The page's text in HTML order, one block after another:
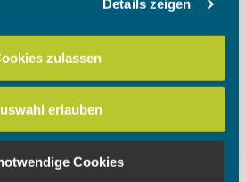
um Inhalte und Anzeigen zu
an unsere Partner für
und Analysen weiter. Unsere
möglicherweise mit
die Sie ihnen bereitgestellt
Details zeigen
zulassen
erlauben
Cookies
derDTB